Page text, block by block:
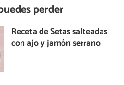
perder
Receta de Setas salteadas
con ajo y jamón serrano